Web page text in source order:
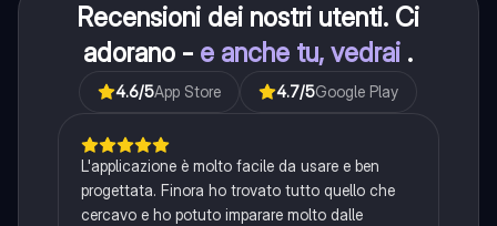
Recensioni dei nostri utenti. Ci
adorano - e anche tu, vedrai .
4.6/5App Store 4.7/5Google Play
L'applicazione è molto facile da usare e ben
progettata. Finora ho trovato tutto quello che
cercavo e ho potuto imparare molto dalle